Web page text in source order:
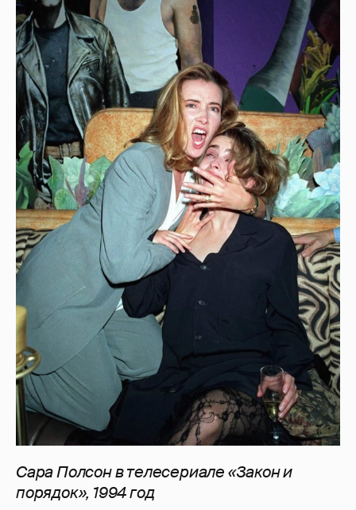
Сара Полсон в телесериале «Закон и
порядок», 1994 год